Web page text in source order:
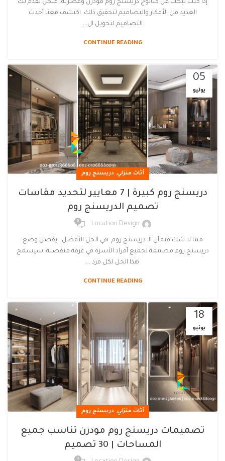
إذا كنت تبحث عن كتالوج دريسنج روم مودرن وعصرية، فنحن نقدم لك
العديد من الأفكار والتصاميم لتحقيق ذلك. اكتشف معنا أحدث
التصاميم لتحويل ال...
CONTINUE READING
05
يوليو
أثاث منزلي, دريسنج روم
دريسنج روم كبيرة | 7 معايير لتحديد مقاسات
تصميم الدريسنج روم
Location Design
0
مما لا شك فيه أن الـ دريسنج روم هي الحل الأفضل. يفضل وضع
دريسنج روم مصممة لجميع أفراد الأسرة في غرفة منفصلة. سيسمح
هذا الحل لكل فرد ...
CONTINUE READING
18
يونيو
أثاث منزلي, دريسنج روم
تصميمات دريسنج روم مودرن تناسب جميع
المساحات | 30 تصميم
0